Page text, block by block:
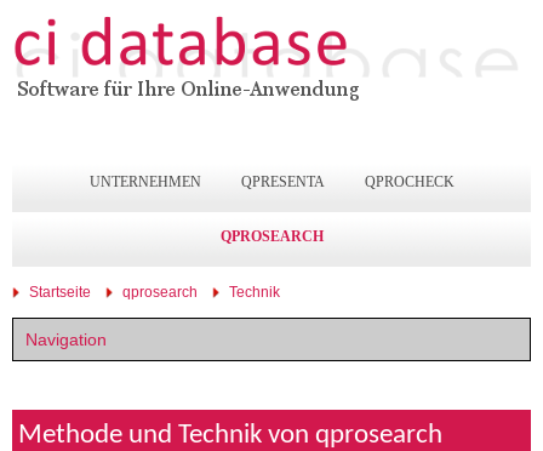
UNTERNEHMEN QPRESENTA QPROCHECK
QPROSEARCH
Startseite qprosearch Technik
Navigation
Methode und Technik von qprosearch